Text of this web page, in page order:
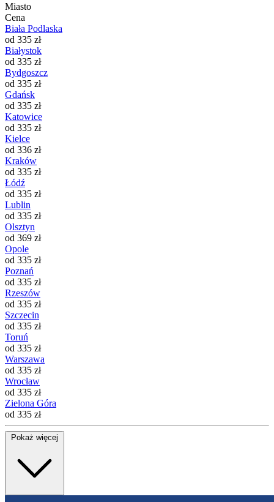
Miasto
Cena
Biała Podlaska
od 335 zł
Białystok
od 335 zł
Bydgoszcz
od 335 zł
Gdańsk
od 335 zł
Katowice
od 335 zł
Kielce
od 336 zł
Kraków
od 335 zł
Łódź
od 335 zł
Lublin
od 335 zł
Olsztyn
od 369 zł
Opole
od 335 zł
Poznań
od 335 zł
Rzeszów
od 335 zł
Szczecin
od 335 zł
Toruń
od 335 zł
Warszawa
od 335 zł
Wrocław
od 335 zł
Zielona Góra
od 335 zł